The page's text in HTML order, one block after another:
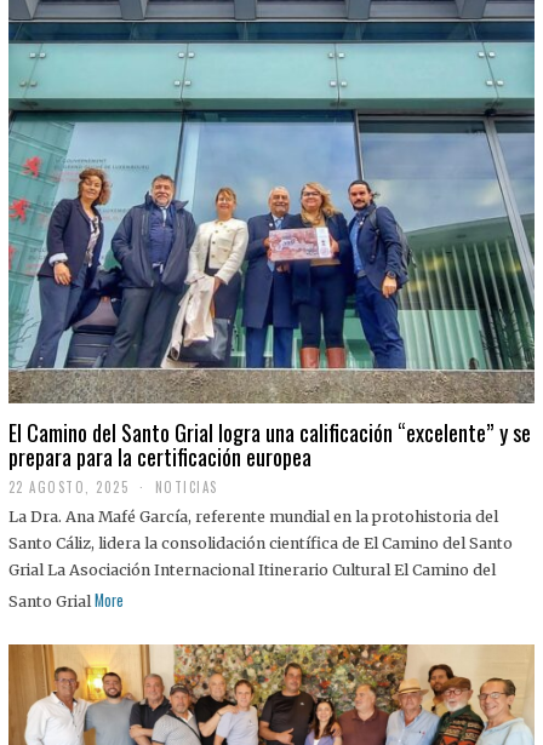
El Camino del Santo Grial logra una calificación “excelente” y se
prepara para la certificación europea
22 AGOSTO, 2025
2
A
G
O
S
2
5
NOTICIAS
La Dra. Ana Mafé García, referente mundial en la protohistoria del
Santo Cáliz, lidera la consolidación científica de El Camino del Santo
Grial La Asociación Internacional Itinerario Cultural El Camino del
Santo Grial More